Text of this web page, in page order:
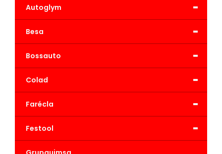
-
Autoglym
-
Besa
-
Bossauto
-
Colad
-
Farécla
-
Festool